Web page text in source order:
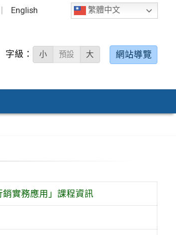
繁體中文
English
字級： 小 預設 大 網站導覽
實務應用」課程資訊